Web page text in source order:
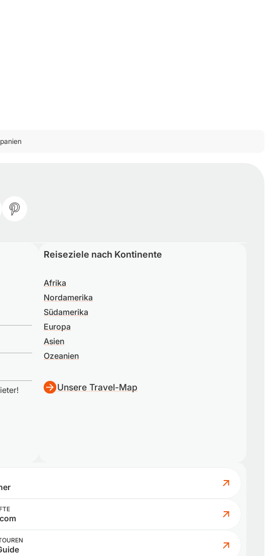
Reiseziele nach Kontinente
Afrika
Nordamerika
Südamerika
Europa
Asien
Ozeanien
Unsere Travel-Map